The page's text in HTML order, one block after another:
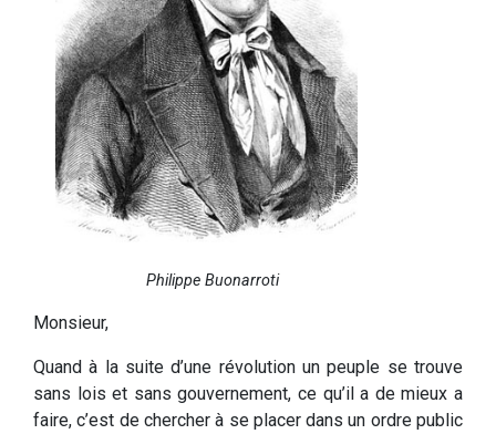
Philippe Buonarroti
Monsieur,
Quand à la suite d’une révolution un peuple se trouve
sans lois et sans gouvernement, ce qu’il a de mieux a
faire, c’est de chercher à se placer dans un ordre public